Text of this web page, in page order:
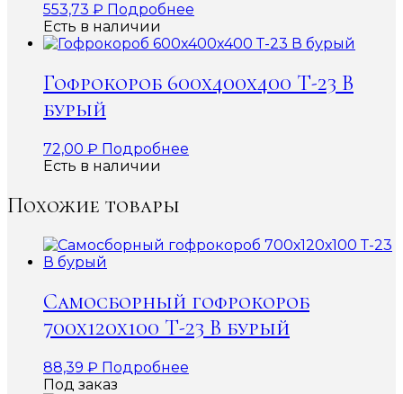
553,73 ₽ Подробнее
Есть в наличии
Гофрокороб 600x400x400 Т-23 В
бурый
72,00 ₽ Подробнее
Есть в наличии
Похожие товары
Самосборный гофрокороб
700х120х100 Т-23 В бурый
88,39 ₽ Подробнее
Под заказ